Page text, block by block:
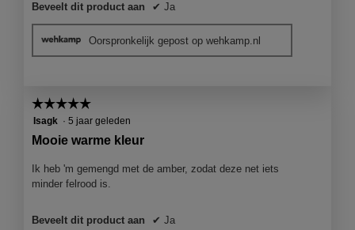
Beveelt dit product aan ✔ Ja
Oorspronkelijk gepost op wehkamp.nl
☆☆☆☆☆
☆☆☆☆☆
5
sterren.
Isagk · 5 jaar geleden
Mooie warme kleur
Ik heb 'm gemengd met de amber, zodat deze net iets
minder felrood is.
Beveelt dit product aan ✔ Ja